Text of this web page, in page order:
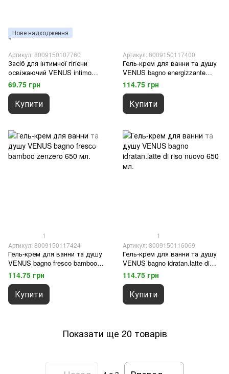
Нове надходження
Артикул: 8009150107760
Засіб для інтимної гігієни
освіжаючий VENUS intimo
fresco menta&eucal. 200 мл.
69.75 грн
Купити
Артикул: 8009150117400
Гель-крем для ванни та душу
VENUS bagno energizzante
mandarino 650 мл.
114.75 грн
Купити
1
Артикул: 8009150117424
Гель-крем для ванни та душу
VENUS bagno fresco bamboo
zenzero 650 мл.
114.75 грн
Купити
1
Артикул: 8009150116069
Гель-крем для ванни та душу
VENUS bagno idratan.latte di
riso nuovo 650 мл.
114.75 грн
Купити
Показати ще 20 товарів